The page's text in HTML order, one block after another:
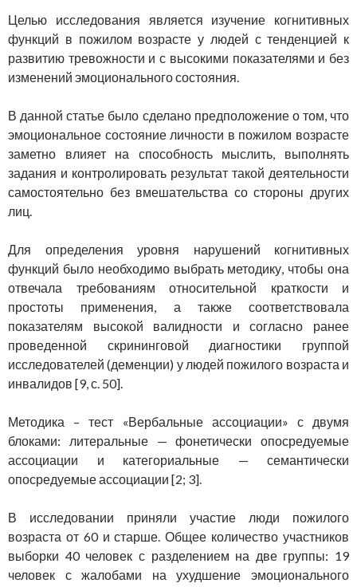
Целью исследования является изучение когнитивных
функций в пожилом возрасте у людей с тенденцией к
развитию тревожности и с высокими показателями и без
изменений эмоционального состояния.
В данной статье было сделано предположение о том, что
эмоциональное состояние личности в пожилом возрасте
заметно влияет на способность мыслить, выполнять
задания и контролировать результат такой деятельности
самостоятельно без вмешательства со стороны других
лиц.
Для определения уровня нарушений когнитивных
функций было необходимо выбрать методику, чтобы она
отвечала требованиям относительной краткости и
простоты применения, а также соответствовала
показателям высокой валидности и согласно ранее
проведенной скрининговой диагностики группой
исследователей (деменции) у людей пожилого возраста и
инвалидов [9, с. 50].
Методика – тест «Вербальные ассоциации» с двумя
блоками: литеральные — фонетически опосредуемые
ассоциации и категориальные — семантически
опосредуемые ассоциации [2; 3].
В исследовании приняли участие люди пожилого
возраста от 60 и старше. Общее количество участников
выборки 40 человек с разделением на две группы: 19
человек с жалобами на ухудшение эмоционального